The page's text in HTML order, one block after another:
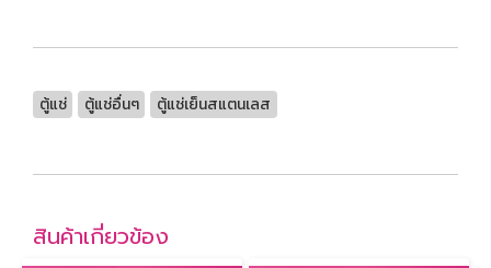
ตู้แช่ ตู้แช่อื่นๆ ตู้แช่เย็นสแตนเลส
สินค้าเกี่ยวข้อง